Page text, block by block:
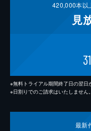
420,000本以
見
31
※無料トライアル期間終了日の翌日
※日割りでのご請求はいたしません。
最新